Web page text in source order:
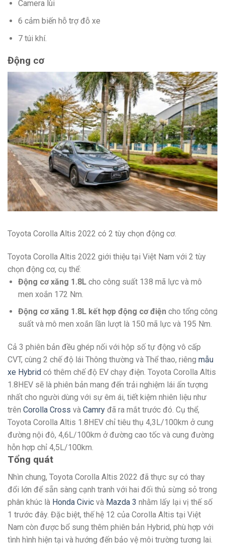
Camera lùi
6 cảm biến hỗ trợ đỗ xe
7 túi khí.
Động cơ
Toyota Corolla Altis 2022 có 2 tùy chọn động cơ.
Toyota Corolla Altis 2022 giới thiệu tại Việt Nam với 2 tùy
chọn động cơ, cụ thể:
Động cơ xăng 1.8Lcho công suất 138 mã lực và mô
men xoắn 172 Nm.
Động cơ xăng 1.8L kết hợp động cơ điệncho tổng công
suất và mô men xoắn lần lượt là 150 mã lực và 195 Nm.
Cả 3 phiên bản đều ghép nối với hộp số tự động vô cấp
CVT, cùng 2 chế độ lái Thông thường và Thể thao, riêng mẫu
xe Hybrid có thêm chế độ EV chạy điện. Toyota Corolla Altis
1.8HEV sẽ là phiên bản mang đến trải nghiệm lái ấn tượng
nhất cho người dùng với sự êm ái, tiết kiệm nhiên liệu như
trên Corolla Cross và Camry đã ra mắt trước đó. Cụ thể,
Toyota Corolla Altis 1.8HEV chỉ tiêu thụ 4,3L/100km ở cung
đường nội đô, 4,6L/100km ở đường cao tốc và cung đường
hỗn hợp chỉ 4,5L/100km.
Tổng quát
Nhìn chung, Toyota Corolla Altis 2022 đã thực sự có thay
đổi lớn để sẵn sàng cạnh tranh với hai đối thủ sừng sỏ trong
phân khúc là Honda Civic và Mazda 3 nhằm lấy lại vị thế số
1 trước đây. Đặc biệt, thế hệ 12 của Corolla Altis tại Việt
Nam còn được bổ sung thêm phiên bản Hybrid, phù hợp với
tình hình hiện tại và hướng đến bảo vệ môi trường tương lai.